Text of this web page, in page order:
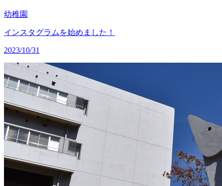
幼稚園
インスタグラムを始めました！
2023/10/31